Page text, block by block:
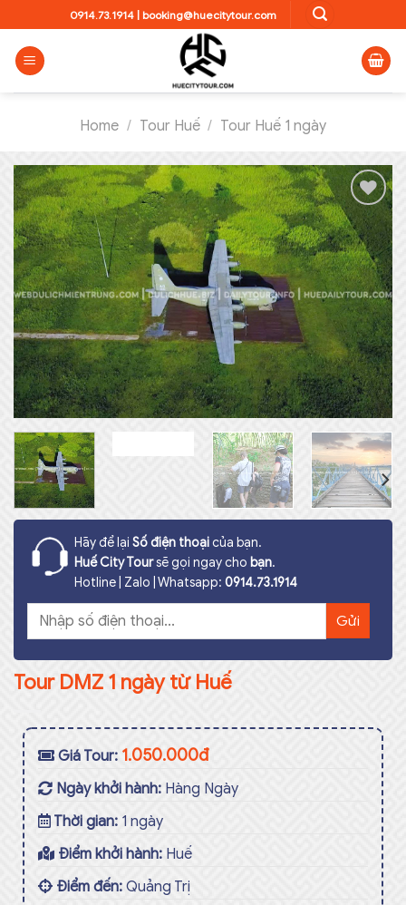
to
content
0914.73.1914 | booking@huecitytour.com
Home / Tour Huế / Tour Huế 1 ngày
Add to
wishlist
Hãy để lại Số điện thoại của bạn.
Huế City Toursẽ gọi ngay cho bạn.
Hotline | Zalo | Whatsapp: 0914.73.1914
Tour DMZ 1 ngày từ Huế
Giá Tour: 1.050.000đ
Ngày khởi hành: Hàng Ngày
Thời gian: 1 ngày
Điểm khởi hành: Huế
Điểm đến: Quảng Trị